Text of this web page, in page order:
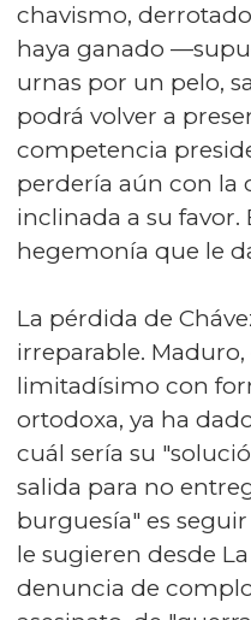
chavismo,
haya ganado
urnas por un pelo,
podrá volver a
competencia
perdería aún con la
inclinada a su favor.
hegemonía que le
La pérdida de
irreparable.
limitadísimo con
ortodoxa, ya ha
cuál sería su
salida para no
burguesía" es
le sugieren desde
denuncia de